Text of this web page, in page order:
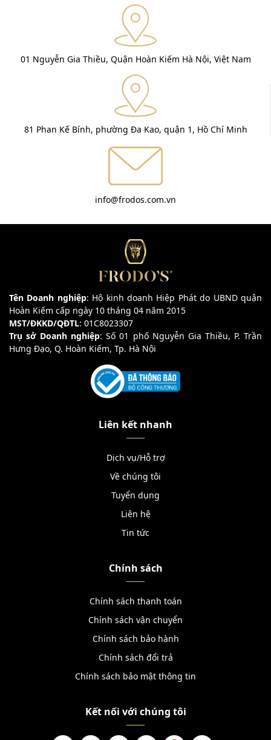
01 Nguyễn Gia Thiều, Quận Hoàn Kiếm Hà Nội, Việt Nam
81 Phan Kế Bính, phường Đa Kao, quận 1, Hồ Chí Minh
info@frodos.com.vn
Tên Doanh nghiệp: Hộ kinh doanh Hiệp Phát do UBND quận
Hoàn Kiếm cấp ngày 10 tháng 04 năm 2015
MST/ĐKKD/QĐTL: 01C8023307
Trụ sở Doanh nghiệp: Số 01 phố Nguyễn Gia Thiều, P. Trần
Hưng Đạo, Q. Hoàn Kiếm, Tp. Hà Nội
Liên kết nhanh
Dịch vụ/Hỗ trợ
Về chúng tôi
Tuyển dụng
Liên hệ
Tin tức
Chính sách
Chính sách thanh toán
Chính sách vận chuyển
Chính sách bảo hành
Chính sách đổi trả
Chính sách bảo mật thông tin
Kết nối với chúng tôi